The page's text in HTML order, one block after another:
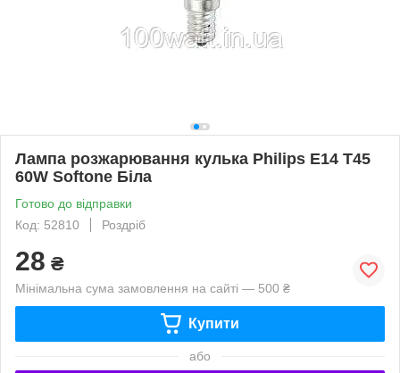
Лампа розжарювання кулька Philips E14 T45
60W Softone Біла
Готово до відправки
Код: 52810
Роздріб
28 ₴
Мінімальна сума замовлення на сайті — 500 ₴
Купити
або